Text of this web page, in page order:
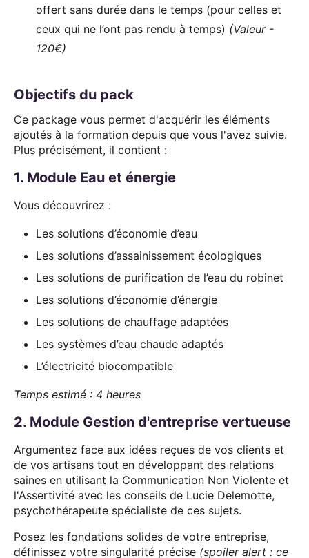
offert sans durée dans le temps (pour celles et
ceux qui ne l’ont pas rendu à temps) (Valeur -
120€)
Objectifs du pack
Ce package vous permet d'acquérir les éléments
ajoutés à la formation depuis que vous l'avez suivie.
Plus précisément, il contient :
1. Module Eau et énergie
Vous découvrirez :
Les solutions d’économie d’eau
Les solutions d’assainissement écologiques
Les solutions de purification de l’eau du robinet
Les solutions d’économie d’énergie
Les solutions de chauffage adaptées
Les systèmes d’eau chaude adaptés
L’électricité biocompatible
Temps estimé : 4 heures
2. Module Gestion d'entreprise vertueuse
Argumentez face aux idées reçues de vos clients et
de vos artisans tout en développant des relations
saines en utilisant la Communication Non Violente et
l'Assertivité avec les conseils de Lucie Delemotte,
psychothérapeute spécialiste de ces sujets.
Posez les fondations solides de votre entreprise,
définissez votre singularité précise (spoiler alert : ce